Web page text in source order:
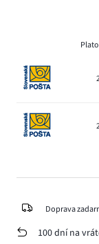
Doprava
100 dní na